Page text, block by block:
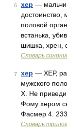
6 хер —
достоинство,
половой
встанька,
шишка, хрен,
Словарь
7 хер — ХЕР,
мужского
Х. Не
Фому хером
Фасмер 4.
Словарь